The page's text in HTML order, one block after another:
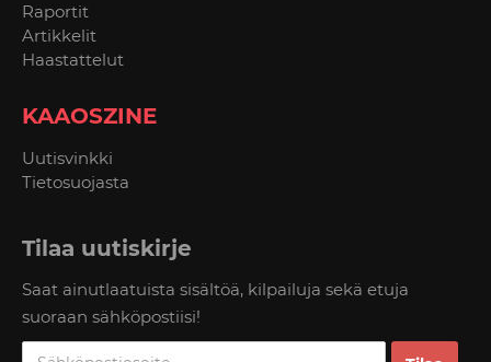
Raportit
Artikkelit
Haastattelut
KAAOSZINE
Uutisvinkki
Tietosuojasta
Tilaa uutiskirje
Saat ainutlaatuista sisältöä, kilpailuja sekä etuja
suoraan sähköpostiisi!